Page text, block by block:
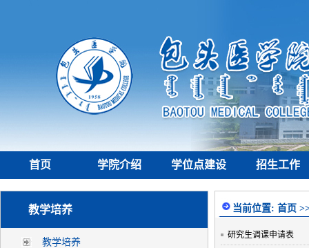
首页 学院介绍 学位点建设 招生工作
教学培养
教学培养
当前位置: 首页
研究生调课申请表